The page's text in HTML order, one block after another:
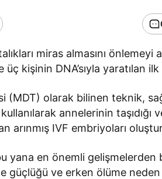
miras almasını
üç kişinin DNA’sıyla yaratılan
olarak bilinen teknik,
annelerinin taşıdığı
arınmış IVF embriyoları
yana en önemli gelişmelerden
güçlüğü ve erken ölüme